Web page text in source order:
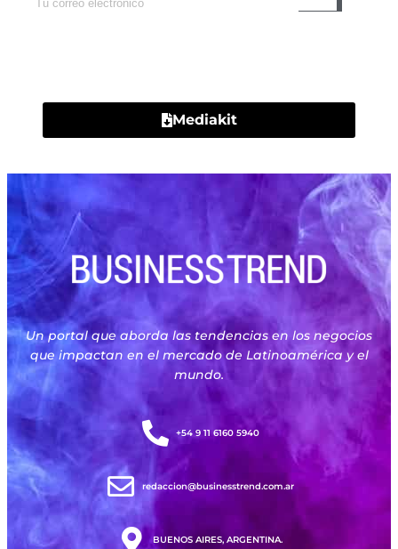
Mediakit
Un portal que aborda las tendencias en los negocios
que impactan en el mercado de Latinoamérica y el
mundo.
+54 9 11 6160 5940
redaccion@businesstrend.com.ar
BUENOS AIRES, ARGENTINA.